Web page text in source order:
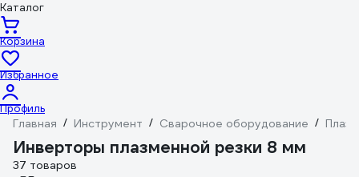
Каталог
Корзина
Избранное
Профиль
Главная / Инструмент / Сварочное оборудование /
Инверторы плазменной резки 8 мм
37 товаров